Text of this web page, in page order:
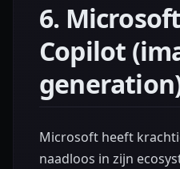
6.
Copilot
Microsoft heeft
naadloos in zijn